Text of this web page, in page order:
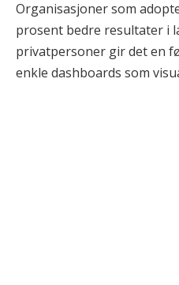
Organisasjoner som
prosent bedre resultater i
privatpersoner gir det en
enkle dashboards som